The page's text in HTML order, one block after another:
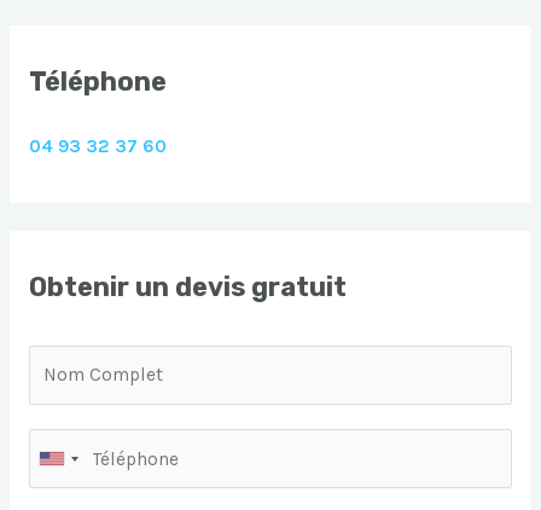
Téléphone
04 93 32 37 60
Obtenir un devis gratuit